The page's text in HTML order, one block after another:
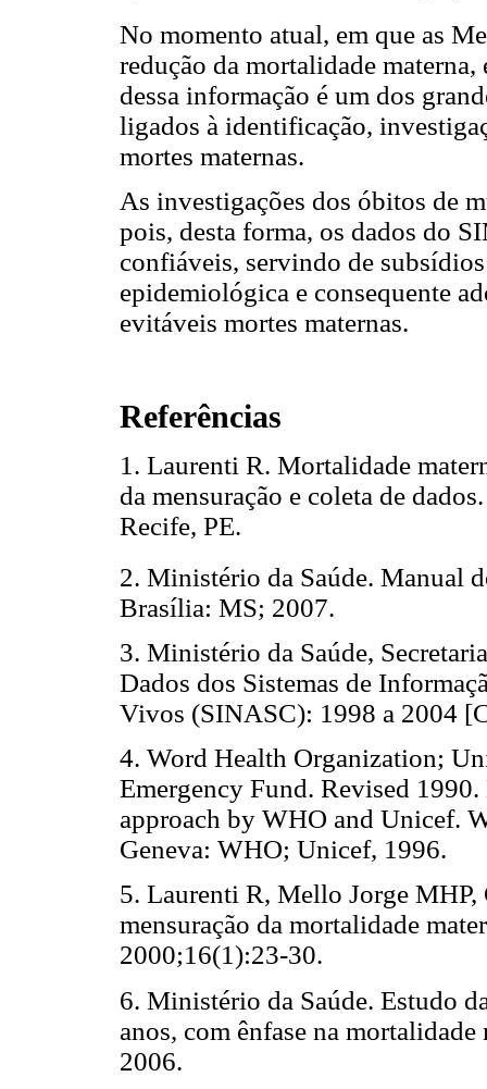
No momento atual, em que as
redução da mortalidade
dessa informação é um dos
ligados à identificação,
mortes maternas.
As investigações dos óbitos de
pois, desta forma, os dados do
confiáveis, servindo de
epidemiológica e consequente
evitáveis mortes maternas.
Referências
1. Laurenti R. Mortalidade
da mensuração e coleta de
Recife, PE.
2. Ministério da Saúde. Manual
Brasília: MS; 2007.
3. Ministério da Saúde,
Dados dos Sistemas de
Vivos (SINASC): 1998 a 2004
4. Word Health Organization;
Emergency Fund. Revised
approach by WHO and Unicef.
Geneva: WHO; Unicef, 1996.
5. Laurenti R, Mello Jorge
mensuração da mortalidade
2000;16(1):23-30.
6. Ministério da Saúde. Estudo
anos, com ênfase na
2006.